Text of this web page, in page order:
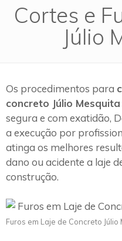
Cortes e
Júlio
Os procedimentos para
concreto Júlio Mesquita
segura e com exatidão,
a execução por
atinga os melhores
dano ou acidente a laje
construção.
Furos em Laje de Concreto Júlio